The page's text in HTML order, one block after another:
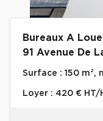
Bureaux A
91 Avenue De
Surface : 150 m²,
Loyer : 420 € HT/